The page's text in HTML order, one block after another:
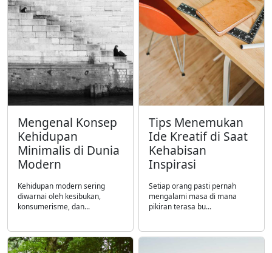
Mengenal Konsep
Kehidupan
Minimalis di Dunia
Modern
Kehidupan modern sering
diwarnai oleh kesibukan,
konsumerisme, dan...
Tips Menemukan
Ide Kreatif di Saat
Kehabisan
Inspirasi
Setiap orang pasti pernah
mengalami masa di mana
pikiran terasa bu...